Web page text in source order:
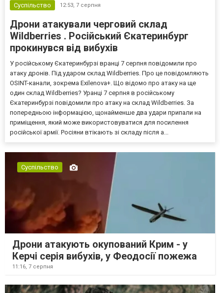
Суспільство 12:53, 7 серпня
Дрони атакували черговий склад
Wildberries . Російський Єкатеринбург
прокинувся від вибухів
У російському Єкатеринбурзі вранці 7 серпня повідомили про
атаку дронів. Під ударом склад Wildberries. Про це повідомляють
OSINT-канали, зокрема Exilenova+. Що відомо про атаку на ще
один склад Wildberries? Уранці 7 серпня в російському
Єкатеринбурзі повідомили про атаку на склад Wildberries. За
попередньою інформацією, щонайменше два удари припали на
приміщення, який може використовуватися для посилення
російської армії. Росіяни втікають зі складу після а...
Суспільство
Дрони атакують окупований Крим - у
Керчі серія вибухів, у Феодосії пожежа
11:16, 7 серпня